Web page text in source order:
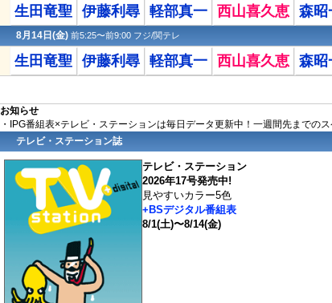
生田竜聖 伊藤利尋 軽部真一 西山喜久恵 森昭
8月14日(金) 前5:25〜前9:00 フジ/関テレ
生田竜聖 伊藤利尋 軽部真一 西山喜久恵 森昭
お知らせ
・IPG番組表×テレビ・ステーションは毎日データ更新中！一週間先までの
テレビ・ステーション誌
テレビ・ステーション
2026年17号発売中!
見やすいカラー5色
+BSデジタル番組表
8/1(土)〜8/14(金)